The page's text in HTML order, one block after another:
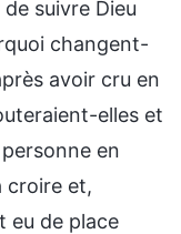
suivre Dieu
changent-
avoir cru en
elles et
en
croire et,
eu de place